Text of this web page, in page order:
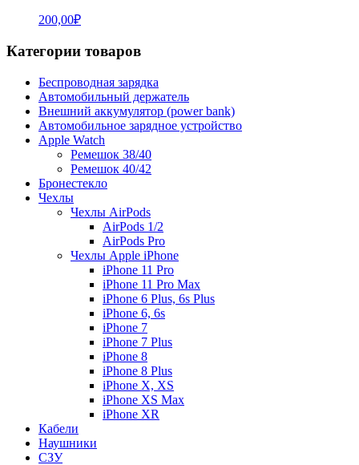
200,00₽
Категории товаров
Беспроводная зарядка
Автомобильный держатель
Внешний аккумулятор (power bank)
Автомобильное зарядное устройство
Apple Watch
Ремешок 38/40
Ремешок 40/42
Бронестекло
Чехлы
Чехлы AirPods
AirPods 1/2
AirPods Pro
Чехлы Apple iPhone
iPhone 11 Pro
iPhone 11 Pro Max
iPhone 6 Plus, 6s Plus
iPhone 6, 6s
iPhone 7
iPhone 7 Plus
iPhone 8
iPhone 8 Plus
iPhone X, XS
iPhone XS Max
iPhone XR
Кабели
Наушники
СЗУ